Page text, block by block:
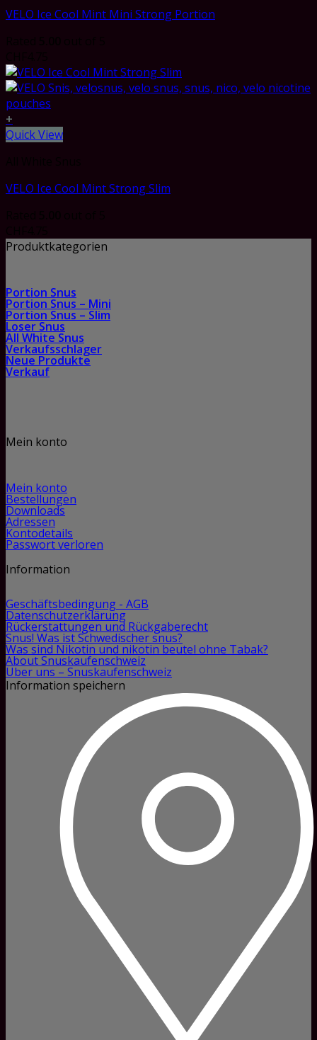
VELO Ice Cool Mint Mini Strong Portion
+
Quick View
VELO Ice Cool Mint Strong Slim
Produktkategorien
Portion Snus
Portion Snus – Mini
Portion Snus – Slim
Loser Snus
All White Snus
Verkaufsschlager
Neue Produkte
Verkauf
Mein konto
Mein konto
Bestellungen
Downloads
Adressen
Kontodetails
Passwort verloren
Information
Geschäftsbedingung - AGB
Datenschutzerklärung
Rückerstattungen und Rückgaberecht
Snus! Was ist Schwedischer snus?
Was sind Nikotin und nikotin beutel ohne Tabak?
About Snuskaufenschweiz
Über uns – Snuskaufenschweiz
Information speichern